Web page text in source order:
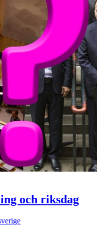
och riksdag